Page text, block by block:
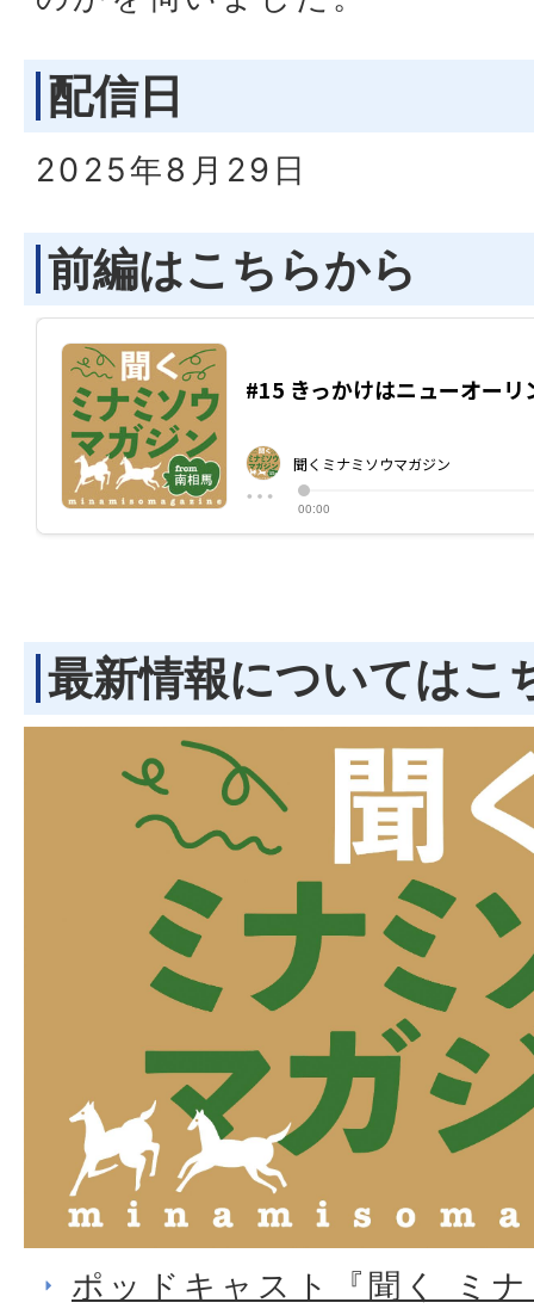
配信日
2025年8月29日
前編はこちらから
最新情報についてはこ
ポッドキャスト『聞く ミ